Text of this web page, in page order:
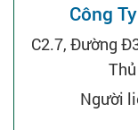
Công
C2.7, Đường
Người